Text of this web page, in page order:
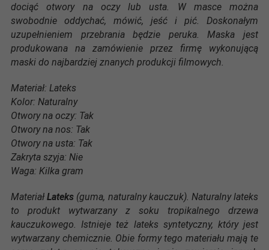
dociąć otwory na oczy lub usta. W masce można
swobodnie oddychać, mówić, jeść i pić. Doskonałym
uzupełnieniem przebrania będzie peruka. Maska jest
produkowana na zamówienie przez firmę wykonującą
maski do najbardziej znanych produkcji filmowych.
Materiał: Lateks
Kolor: Naturalny
Otwory na oczy: Tak
Otwory na nos: Tak
Otwory na usta: Tak
Zakryta szyja: Nie
Waga: Kilka gram
MateriałLateks (guma, naturalny kauczuk). Naturalny lateks
to produkt wytwarzany z soku tropikalnego drzewa
kauczukowego. Istnieje też lateks syntetyczny, który jest
wytwarzany chemicznie. Obie formy tego materiału mają te